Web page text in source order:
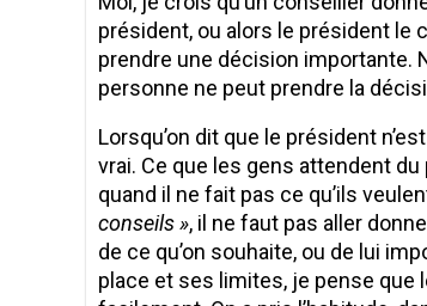
président, ou alors le président le
prendre une décision importante.
personne ne peut prendre la
Lorsqu’on dit que le président
vrai. Ce que les gens attendent du
quand il ne fait pas ce qu’ils
conseils », il ne faut pas aller
de ce qu’on souhaite, ou de lui
place et ses limites, je pense que